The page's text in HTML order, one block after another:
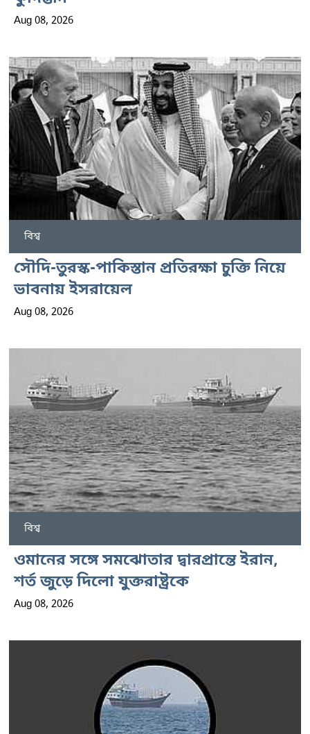
Aug 08, 2026
বিশ্ব
সৌদি-তুরস্ক-পাকিস্তান প্রতিরক্ষা চুক্তি নিয়ে
ভাবনায় ইসরায়েল
Aug 08, 2026
বিশ্ব
ওমানের সঙ্গে সমঝোতার দ্বারপ্রান্তে ইরান,
শর্ত জুড়ে দিলো যুক্তরাষ্ট্রকে
Aug 08, 2026